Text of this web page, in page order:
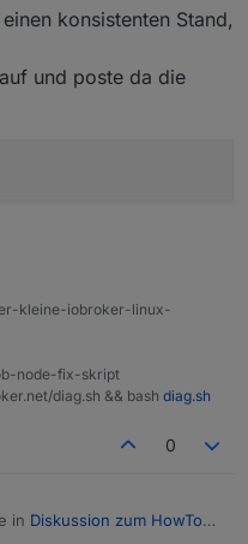
konsistenten Stand,
und poste da die
kleine-iobroker-linux-
node-fix-skript
diag.sh && bash diag.sh
0
in Diskussion zum HowTo